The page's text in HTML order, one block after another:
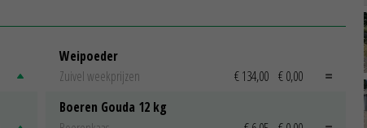
Weipoeder
Zuivel weekprijzen
€ 134,00 € 0,00
Boeren Gouda 12 kg